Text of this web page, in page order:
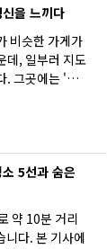
을 느끼다
비슷한 가게가
데, 일부러 지도
. 그곳에는 '흑
, '평범함을 거
5선과 숨은
약 10분 거리
니다. 본 기사에